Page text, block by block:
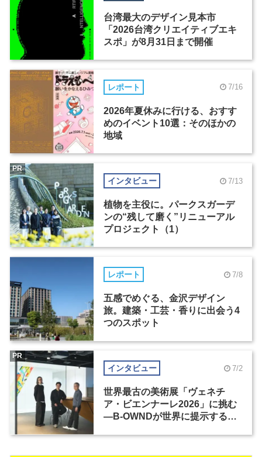
台湾最大のデザイン見本市
「2026台湾クリエイティブエキ
スポ」が8月31日まで開催
レポート 7/16
2026年夏休みに行ける、おすす
めのイベント10選：そのほかの
地域
インタビュー 7/13
植物を主役に。パークスガーデ
ンの“残して磨く”リニューアル
プロジェクト（1）
PR
レポート 7/8
五感でめぐる、金沢デザイン
旅。建築・工芸・香りに出会う4
つのスポット
インタビュー 7/2
世界最古の美術展「ヴェネチ
ア・ビエンナーレ2026」に挑む
―B-OWNDが世界に提示する美
PR